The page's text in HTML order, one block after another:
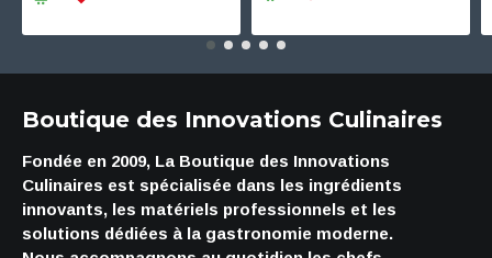
Boutique des Innovations Culinaires
Fondée en 2009, La Boutique des Innovations
Culinaires est spécialisée dans les ingrédients
innovants, les matériels professionnels et les
solutions dédiées à la gastronomie moderne.